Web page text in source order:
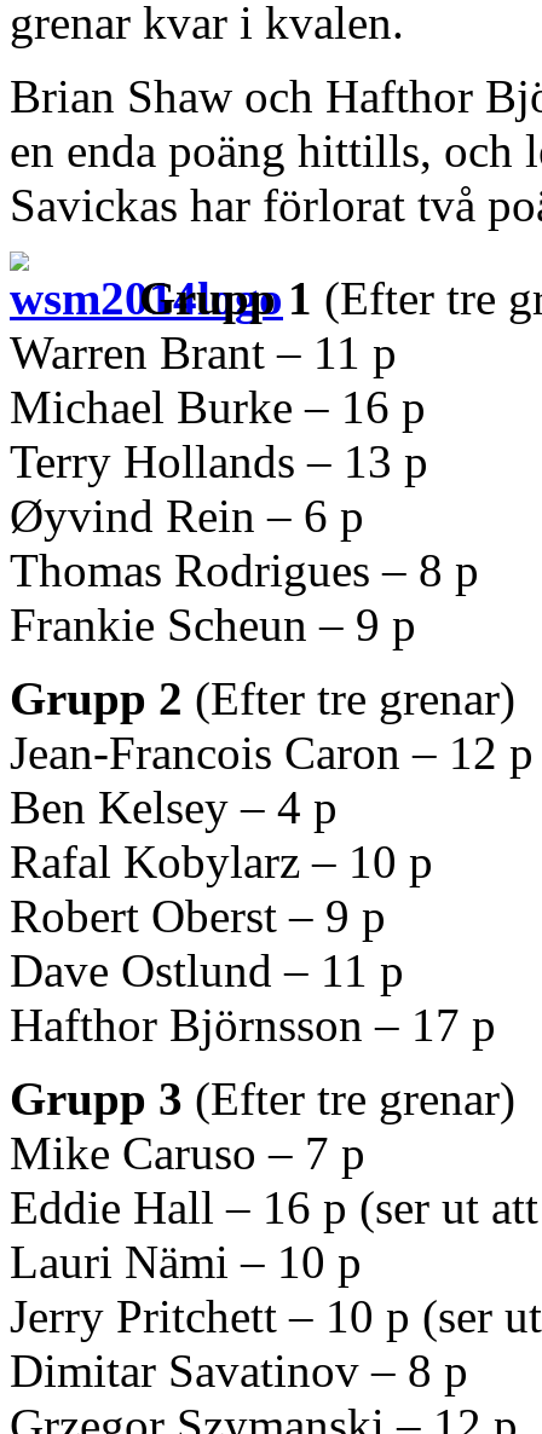
grenar kvar i kvalen.
Brian Shaw och Hafthor
en enda poäng hittills, och
Savickas har förlorat två
Grupp 1 (Efter tre
Warren Brant – 11 p
Michael Burke – 16 p
Terry Hollands – 13 p
Øyvind Rein – 6 p
Thomas Rodrigues – 8 p
Frankie Scheun – 9 p
Grupp 2 (Efter tre grenar)
Jean-Francois Caron – 12 p
Ben Kelsey – 4 p
Rafal Kobylarz – 10 p
Robert Oberst – 9 p
Dave Ostlund – 11 p
Hafthor Björnsson – 17 p
Grupp 3 (Efter tre grenar)
Mike Caruso – 7 p
Eddie Hall – 16 p (ser ut
Lauri Nämi – 10 p
Jerry Pritchett – 10 p (ser
Dimitar Savatinov – 8 p